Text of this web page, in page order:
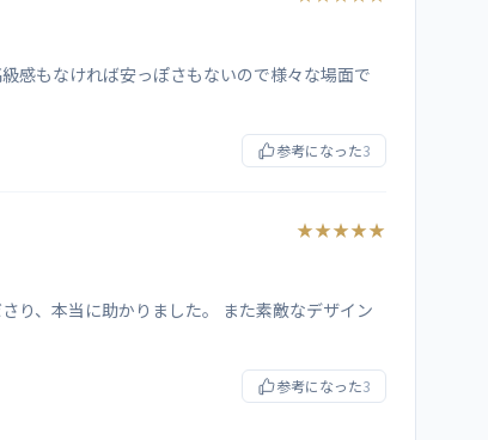
感もなければ安っぽさもないので様々な場面で
参考になった3
★★★★★
り、本当に助かりました。 また素敵なデザイン
参考になった3